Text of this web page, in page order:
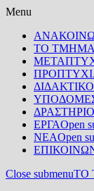
Menu
ΤΟ ΤΜΗΜΑ
ΕΡΓΑOpen
ΝΕΑOpen
Close submenuΤΟ